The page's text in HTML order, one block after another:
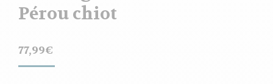
Pérou chiot
77,99€